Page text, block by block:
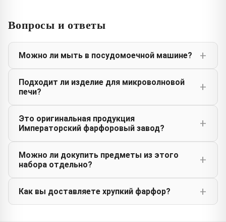
Вопросы и ответы
Можно ли мыть в посудомоечной машине?
Подходит ли изделие для микроволновой
печи?
Это оригинальная продукция
Императорский фарфоровый завод?
Можно ли докупить предметы из этого
набора отдельно?
Как вы доставляете хрупкий фарфор?